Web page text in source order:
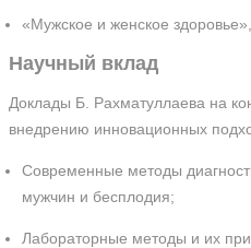
«Мужское и женское
Научный вклад
Доклады Б. Рахматуллаева на
внедрению инновационных
Современные методы
мужчин и бесплодия;
Лабораторные методы и их